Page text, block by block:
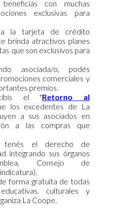
con muchas
exclusivas para
a la tarjeta de crédito
brinda atractivos planes
que son exclusivos para
asociada/o, podés
comerciales y
premios.
el "Retorno al
los excedentes de La
a sus asociados en
a las compras que
tenés el derecho de
integrando sus órganos
Consejo de
forma gratuita de todas
, culturales y
La Coope.